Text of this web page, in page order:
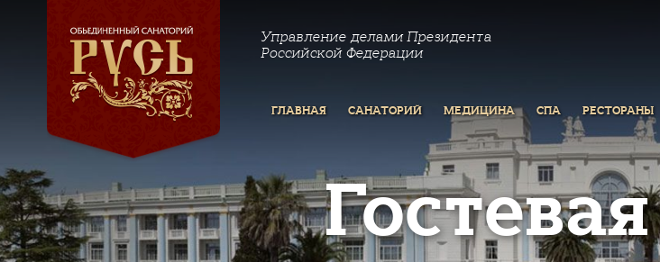
Управление делами Президента
Российской Федерации
ГЛАВНАЯ САНАТОРИЙ МЕДИЦИНА СПА РЕСТОРАНЫ